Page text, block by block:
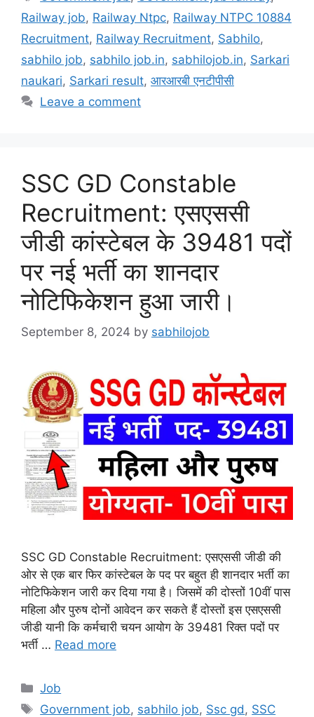
Railway job, Railway Ntpc, Railway NTPC 10884
Recruitment, Railway Recruitment, Sabhilo,
sabhilo job, sabhilo job.in, sabhilojob.in, Sarkari
naukari, Sarkari result, आरआरबी एनटीपीसी
Leave a comment
SSC GD Constable
Recruitment: एसएससी
जीडी कांस्टेबल के 39481 पदों
पर नई भर्ती का शानदार
नोटिफिकेशन हुआ जारी।
September 8, 2024 by sabhilojob
SSC GD Constable Recruitment: एसएससी जीडी की
ओर से एक बार फिर कांस्टेबल के पद पर बहुत ही शानदार भर्ती का
नोटिफिकेशन जारी कर दिया गया है। जिसमें की दोस्तों 10वीं पास
महिला और पुरुष दोनों आवेदन कर सकते हैं दोस्तों इस एसएससी
जीडी यानी कि कर्मचारी चयन आयोग के 39481 रिक्त पदों पर
भर्ती … Read more
Categories
Job
Tags
Government job, sabhilo job, Ssc gd , SSC